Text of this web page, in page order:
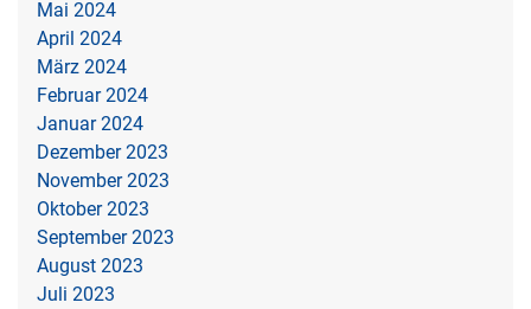
Mai 2024
April 2024
März 2024
Februar 2024
Januar 2024
Dezember 2023
November 2023
Oktober 2023
September 2023
August 2023
Juli 2023